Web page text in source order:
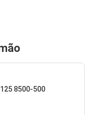
8500-500